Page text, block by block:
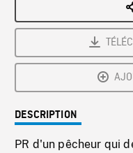
DESCRIPTION
PR d'un pêcheur qui